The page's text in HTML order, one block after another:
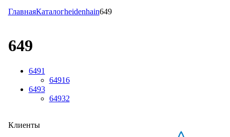
ГлавнаяКаталогheidenhain649
649
6491
64916
6493
64932
Клиенты